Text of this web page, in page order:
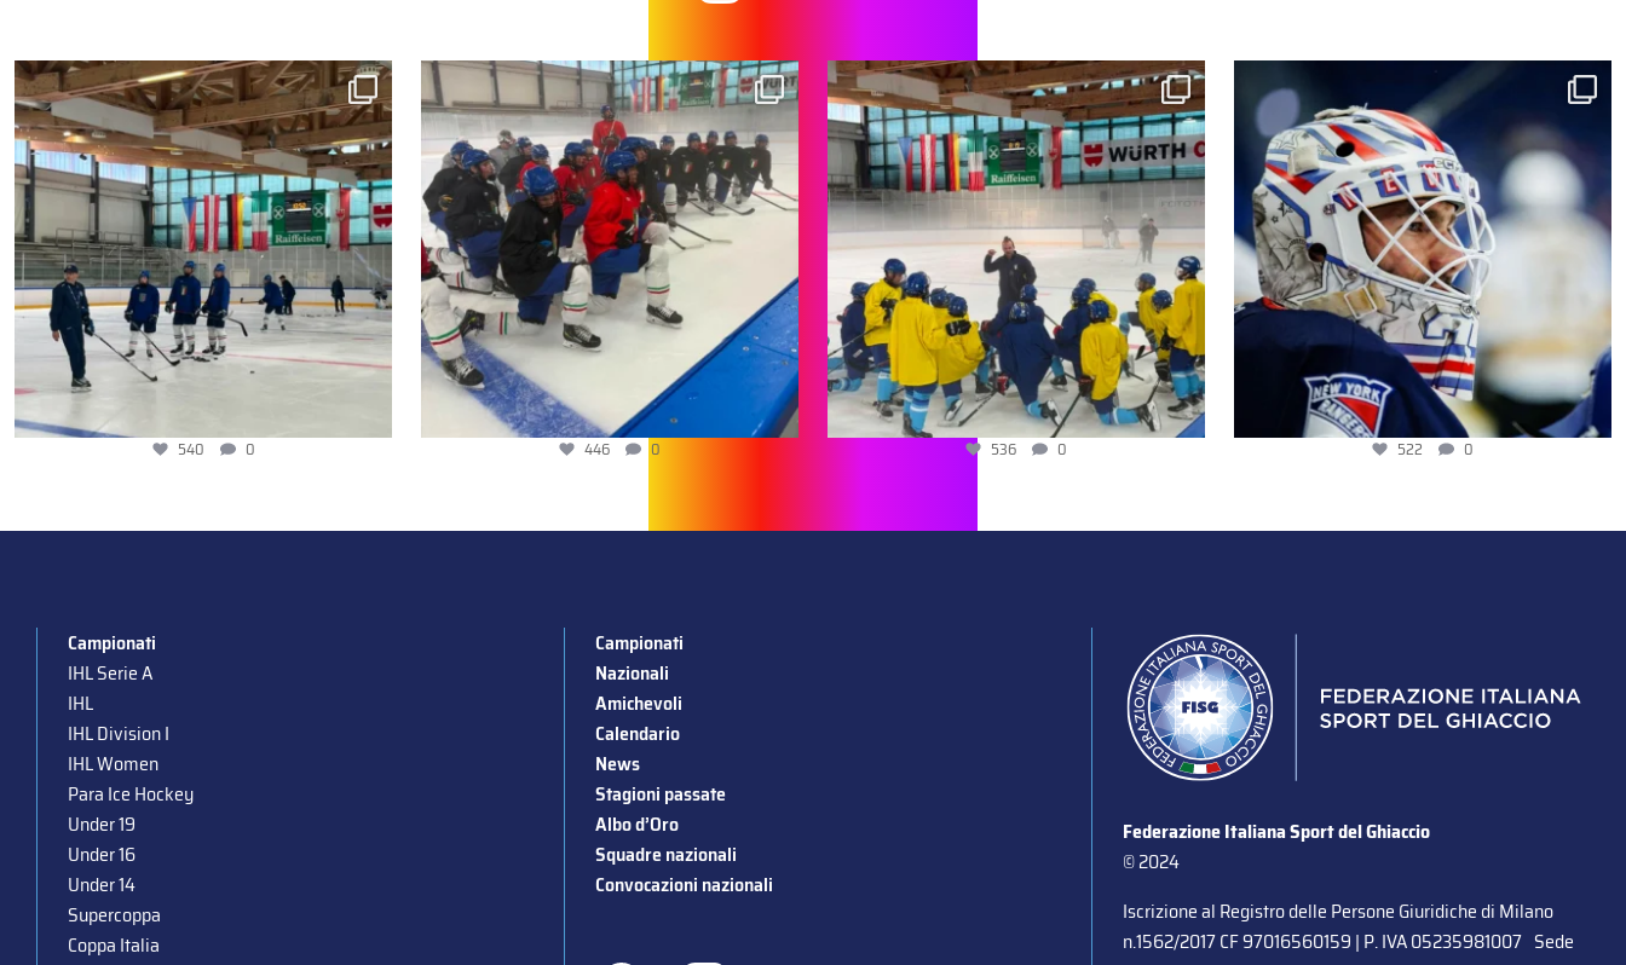
540 0 446 0 536 0 522 0
Campionati
IHL Serie A
IHL
IHL Division I
IHL Women
Para Ice Hockey
Under 19
Under 16
Under 14
Supercoppa
Coppa Italia
Campionati
Nazionali
Amichevoli
Calendario
News
Stagioni passate
Albo d’Oro
Squadre nazionali
Convocazioni nazionali
Federazione Italiana Sport del Ghiaccio
© 2024
Iscrizione al Registro delle Persone Giuridiche di Milano
n.1562/2017 CF 97016560159 | P. IVA 05235981007 Sede